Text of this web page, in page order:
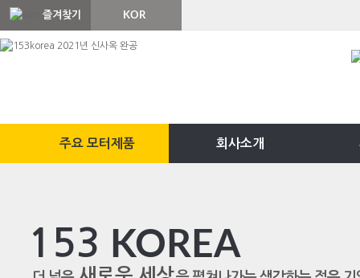
즐겨찾기 KOR
ENG
주요 모터제품 회사소개
153 KOREA